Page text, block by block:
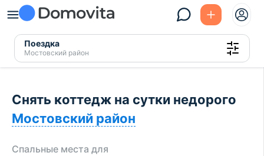
Поездка
Мостовский район
Снять коттедж на сутки недорого
Мостовский район
Спальные места для